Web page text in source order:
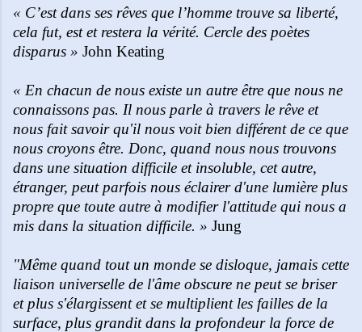
« C’est dans ses rêves que l’homme trouve sa liberté,
cela fut, est et restera la vérité. Cercle des poètes
disparus » John Keating
« En chacun de nous existe un autre être que nous ne
connaissons pas. Il nous parle à travers le rêve et
nous fait savoir qu'il nous voit bien différent de ce que
nous croyons être. Donc, quand nous nous trouvons
dans une situation difficile et insoluble, cet autre,
étranger, peut parfois nous éclairer d'une lumière plus
propre que toute autre à modifier l'attitude qui nous a
mis dans la situation difficile. » Jung
"Même quand tout un monde se disloque, jamais cette
liaison universelle de l'âme obscure ne peut se briser
et plus s'élargissent et se multiplient les failles de la
surface, plus grandit dans la profondeur la force de